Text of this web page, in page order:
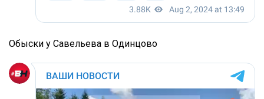
Обыски у Савельева в Одинцово